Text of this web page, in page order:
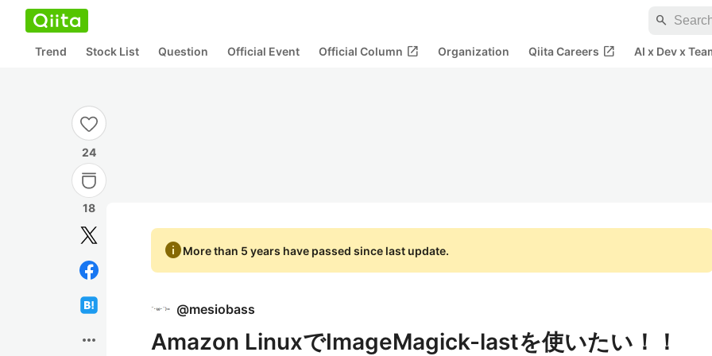
search
Trend Stock List Question Official Event Official Column open_in_new Organization Qiita Careers open_in_new AI x Dev x
24
18
more_horiz
infoMore than 5 years have passed since last update.
@mesiobass
Amazon LinuxでImageMagick-lastを使いたい！！